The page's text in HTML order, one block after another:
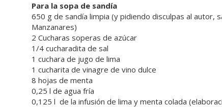
Para la sopa de sandía
650 g de sandía limpia (y pidiendo disculpas al
Manzanares)
2 Cucharas soperas de azúcar
1/4 cucharadita de sal
1 cuchara de jugo de lima
1 cucharita de vinagre de vino dulce
8 hojas de menta
0,25 l de agua fría
0,125 l de la infusión de lima y menta colada